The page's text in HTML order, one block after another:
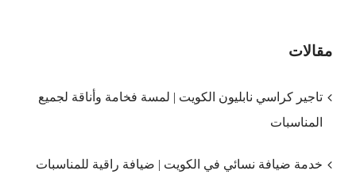
مقالات
تاجير كراسي نابليون الكويت | لمسة فخامة وأناقة لجميع
المناسبات
خدمة ضيافة نسائي في الكويت | ضيافة راقية للمناسبات